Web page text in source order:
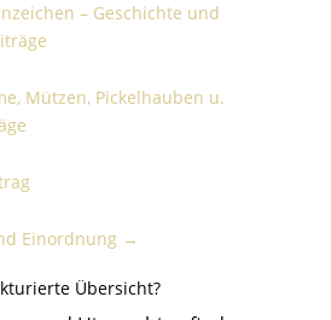
– Geschichte und
Mützen, Pickelhauben u.
Einordnung →
Übersicht?